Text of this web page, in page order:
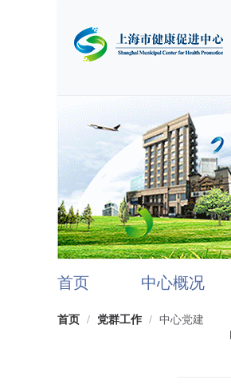
首页 中心概况
首页 / 党群工作 / 中心党建